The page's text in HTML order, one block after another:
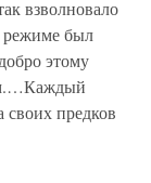
взволновало
режиме был
этому
своих предков